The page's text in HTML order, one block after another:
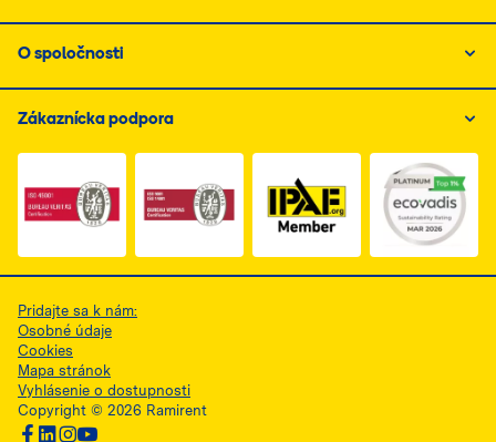
O spoločnosti
Zákaznícka podpora
Link do dokumentu PDF z certyfikatem ISO 1, otwiera
Link do dokumentu PDF z
Link do dokumentu
Pridajte sa k nám:
Osobné údaje
Cookies
Mapa stránok
Vyhlásenie o dostupnosti
Copyright © 2026 Ramirent